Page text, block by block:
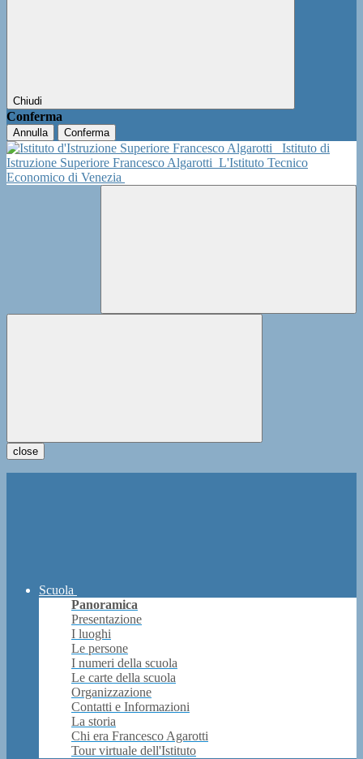
Chiudi
Conferma
Annulla Conferma
Istituto di
Istruzione Superiore Francesco Algarotti L'Istituto Tecnico
Economico di Venezia
close
Scuola
Panoramica
Presentazione
I luoghi
Le persone
I numeri della scuola
Le carte della scuola
Organizzazione
Contatti e Informazioni
La storia
Chi era Francesco Agarotti
Tour virtuale dell'Istituto